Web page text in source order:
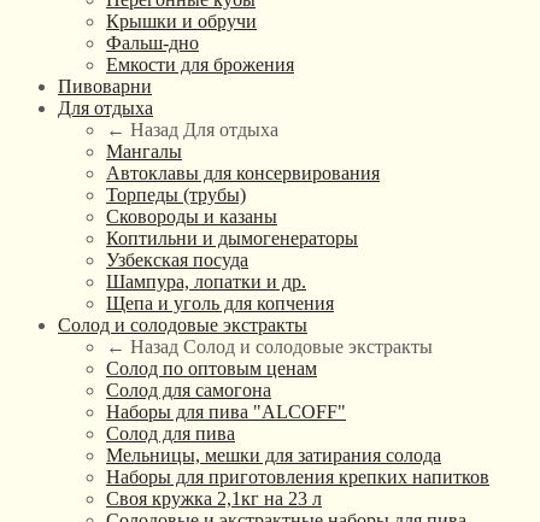
Крышки и обручи
Фальш-дно
Емкости для брожения
Пивоварни
Для отдыха
← Назад Для отдыха
Мангалы
Автоклавы для консервирования
Торпеды (трубы)
Сковороды и казаны
Коптильни и дымогенераторы
Узбекская посуда
Шампура, лопатки и др.
Щепа и уголь для копчения
Солод и солодовые экстракты
← Назад Солод и солодовые экстракты
Солод по оптовым ценам
Солод для самогона
Наборы для пива "ALCOFF"
Солод для пива
Мельницы, мешки для затирания солода
Наборы для приготовления крепких напитков
Своя кружка 2,1кг на 23 л